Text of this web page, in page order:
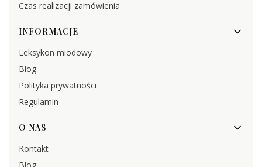
Czas realizacji zamówienia
INFORMACJE
Leksykon miodowy
Blog
Polityka prywatności
Regulamin
O NAS
Kontakt